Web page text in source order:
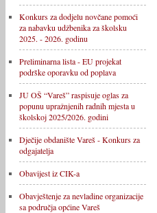
Konkurs za dodjelu novčane pomoći
za nabavku udžbenika za školsku
2025. - 2026. godinu
Preliminarna lista - EU projekat
podrške oporavku od poplava
JU OŠ “Vareš” raspisuje oglas za
popunu upražnjenih radnih mjesta u
školskoj 2025/2026. godini
Dječije obdanište Vareš - Konkurs za
odgajatelja
Obavijest iz CIK-a
Obavještenje za nevladine organizacije
sa područja općine Vareš